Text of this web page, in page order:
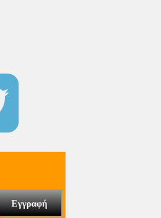
Εγγραφή